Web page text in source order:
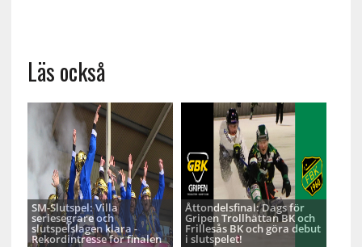
Läs också
SM-Slutspel: Villa
seriesegrare och
slutspelslagen klara -
Rekordintresse för finalen
Åttondelsfinal: Dags för
Gripen Trollhättan BK och
Frillesås BK och göra debut
i slutspelet!